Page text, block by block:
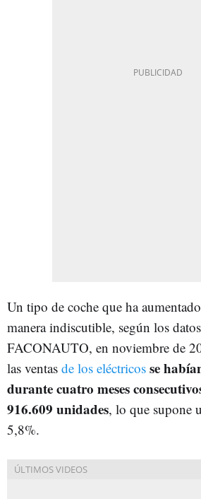
Un tipo de coche que ha
manera indiscutible, según los
FACONAUTO, en noviembre de
las ventas de los eléctricos se
durante cuatro meses
916.609 unidades, lo que supone
5,8%.